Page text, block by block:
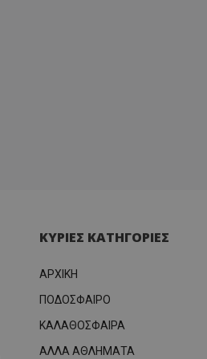
ΚΥΡΙΕΣ ΚΑΤΗΓΟΡΙΕΣ
ΑΡΧΙΚΗ
ΠΟΔΟΣΦΑΙΡΟ
ΚΑΛΑΘΟΣΦΑΙΡΑ
ΑΛΛΑ ΑΘΛΗΜΑΤΑ